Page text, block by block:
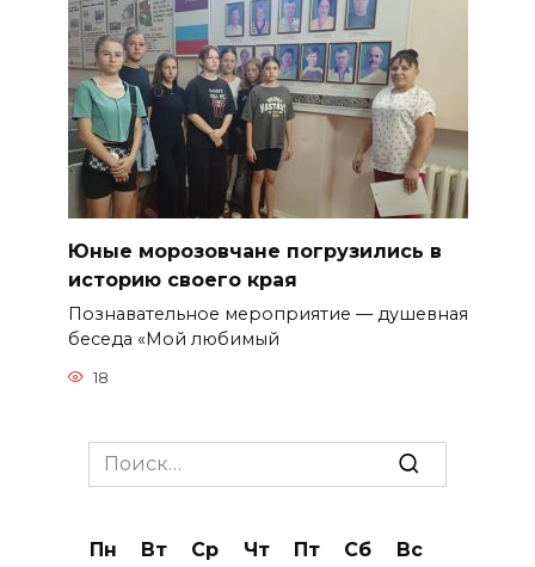
Юные морозовчане погрузились в
историю своего края
Познавательное мероприятие — душевная
беседа «Мой любимый
18
Search
for:
Пн Вт Ср Чт Пт Сб
Вс